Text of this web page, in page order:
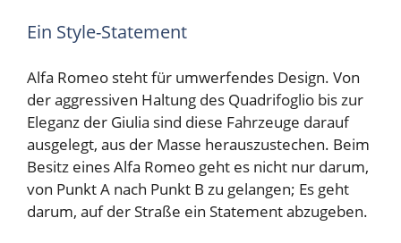
Ein Style-Statement
Alfa Romeo steht für umwerfendes Design. Von
der aggressiven Haltung des Quadrifoglio bis zur
Eleganz der Giulia sind diese Fahrzeuge darauf
ausgelegt, aus der Masse herauszustechen. Beim
Besitz eines Alfa Romeo geht es nicht nur darum,
von Punkt A nach Punkt B zu gelangen; Es geht
darum, auf der Straße ein Statement abzugeben.